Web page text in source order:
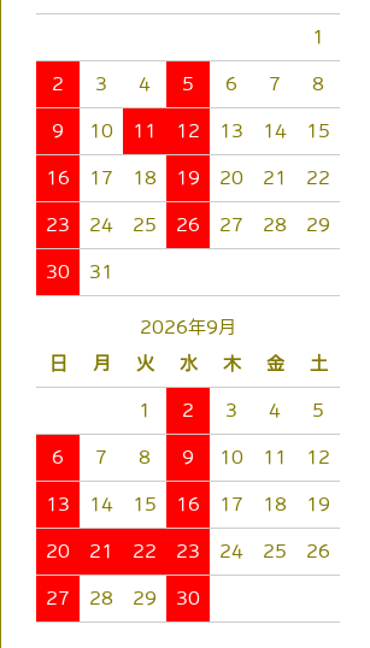
1
2 3 4 5 6 7 8
9 10 11 12 13 14 15
16 17 18 19 20 21 22
23 24 25 26 27 28 29
30 31
2026年9月
日
月 火 水 木 金 土
1 2 3 4 5
6 7 8 9 10 11 12
13 14 15 16 17 18 19
20 21 22 23 24 25 26
27 28 29 30